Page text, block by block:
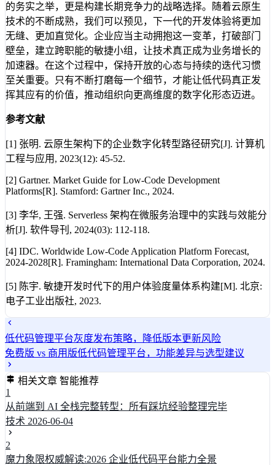
的务实之举，更是构建长期竞争力的战略选择。随着云原生
技术的不断成熟，我们可以预见，下一代的开发体验将更加
无缝、更加直觉化。企业应当主动拥抱这一变革，打破部门
壁垒，建立跨职能的敏捷小组，让技术真正成为业务增长的
加速器。在这个过程中，保持开放的心态与持续的迭代习惯
至关重要。只有不断打磨每一个细节，才能让低代码真正发
挥其应有的价值，推动组织向更高维度的数字化形态迈进。
参考文献
[1] 张明. 云原生架构下的企业数字化转型路径研究[J]. 计算机
工程与应用, 2023(12): 45-52.
[2] Gartner. Market Guide for Low-Code Development
Platforms[R]. Stamford: Gartner Inc., 2024.
[3] 李华, 王强. Serverless 架构在微服务治理中的实践与效能分
析[J]. 软件导刊, 2024(03): 112-118.
[4] IDC. Worldwide Low-Code Application Platform Forecast,
2024-2028[R]. Framingham: International Data Corporation, 2024.
[5] 陈宇. 敏捷开发时代下的用户体验度量体系构建[M]. 北京:
电子工业出版社, 2023.
低代码管理平台灰度发布策略，降低版本更新风险
免费版 vs 商用版低代码管理平台，功能差异与选型建议
相关文章 智能推荐
1
从前端到 AI 全栈完整转型：所有踩坑经验整理完毕
技术 2026-06-04
2
魔力象限权威解读:2026 企业低代码平台能力全景